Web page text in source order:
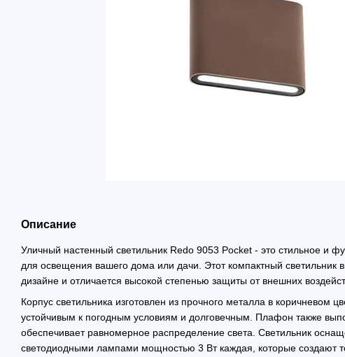
Описание
Уличный настенный светильник Redo 9053 Pocket - это стильное и
для освещения вашего дома или дачи. Этот компактный светильник
дизайне и отличается высокой степенью защиты от внешних
Корпус светильника изготовлен из прочного металла в коричневом
устойчивым к погодным условиям и долговечным. Плафон также
обеспечивает равномерное распределение света. Светильник
светодиодными лампами мощностью 3 Вт каждая, которые создают